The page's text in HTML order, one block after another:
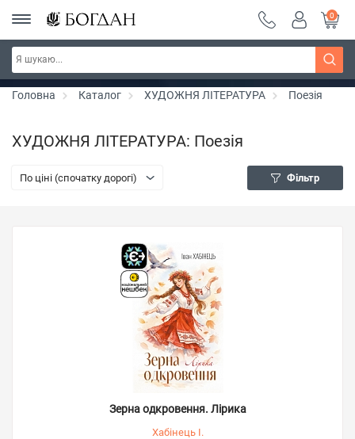
Серія "Чейзіана" ~ знижка 20%
0
Головна Каталог ХУДОЖНЯ ЛІТЕРАТУРА Поезія
ХУДОЖНЯ ЛІТЕРАТУРА: Поезія
По ціні (спочатку дорогі) Фільтр
Зерна одкровення. Лірика
Хабінець І.